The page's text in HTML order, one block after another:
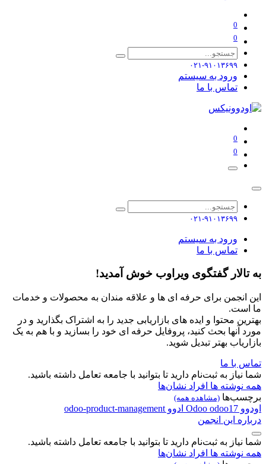
0
0
۰۲۱-۹۱۰۱۳۶۹۹
ورود به سیستم
تماس با ما
0
0
۰۲۱-۹۱۰۱۳۶۹۹
ورود به سیستم
تماس با ما
به تالار گفتگوی ویراوب خوش آمدید!
این انجمن برای حرفه ای ها و علاقه مندان به محصولات و خدمات
ما است.
بهترین محتوا و ایده های بازاریابی جدید را به اشتراک بگذارید و در
مورد آنها بحث کنید، پروفایل حرفه ای خود را بسازید و با هم به یک
بازاریاب بهتر تبدیل شوید.
تماس با ما
شما نیاز به ثبت‌نام دارید تا بتوانید با جامعه تعامل داشته باشید.
همه نوشته ها افراد نشان‌ها
برچسب‌ها (مشاهده همه)
اودوو Odoo odoo17 ادوو odoo-product-management
درباره این انجمن
شما نیاز به ثبت‌نام دارید تا بتوانید با جامعه تعامل داشته باشید.
همه نوشته ها افراد نشان‌ها